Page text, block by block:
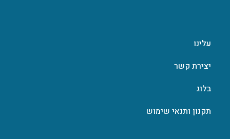
עלינו
יצירת קשר
בלוג
תקנון ותנאי שימוש